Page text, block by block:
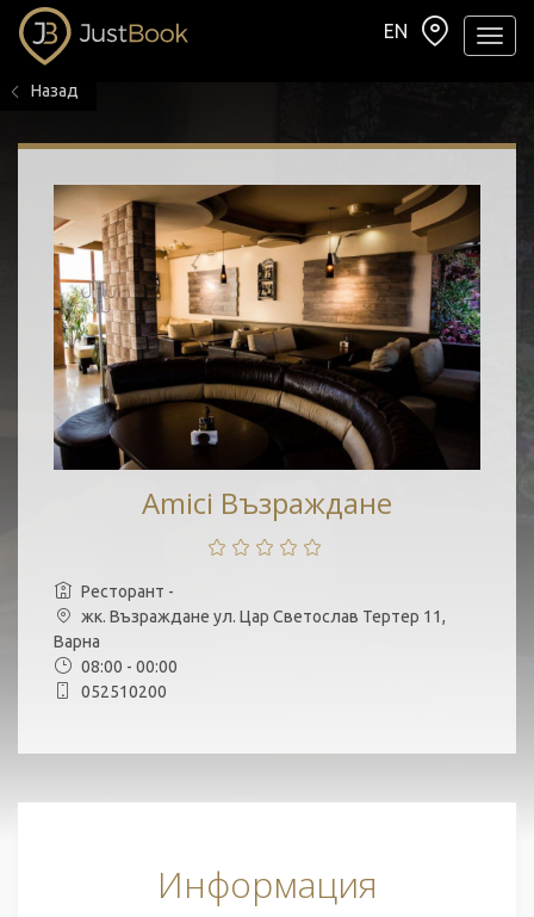
EN
Назад
Amici Възраждане
Ресторант -
жк. Възраждане ул. Цар Светослав Тертер 11,
Варна
08:00 - 00:00
052510200
Информация